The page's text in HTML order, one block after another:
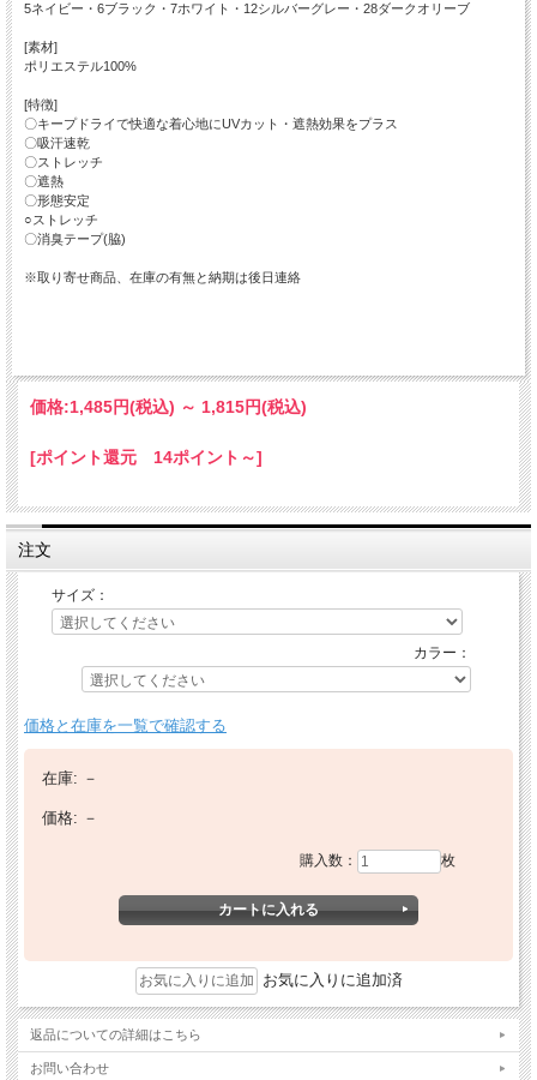
5ネイビー・6ブラック・7ホワイト・12シルバーグレー・28ダークオリーブ
[素材]
ポリエステル100%
[特徴]
〇キープドライで快適な着心地にUVカット・遮熱効果をプラス
〇吸汗速乾
〇ストレッチ
〇遮熱
〇形態安定
○ストレッチ
〇消臭テープ(脇)
※取り寄せ商品、在庫の有無と納期は後日連絡
価格:1,485円(税込) ～ 1,815円(税込)
[ポイント還元 14ポイント～]
注文
サイズ：
カラー：
価格と在庫を一覧で確認する
在庫: －
価格: －
購入数： 枚
お気に入りに追加済
返品についての詳細はこちら
お問い合わせ